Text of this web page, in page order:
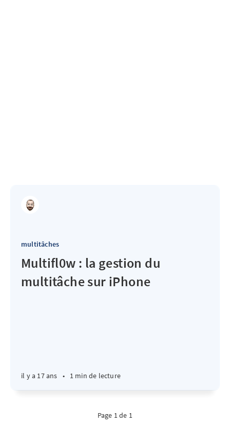
multitâches
Multifl0w : la gestion du
multitâche sur iPhone
il y a 17 ans • 1 min de lecture
Page 1 de 1